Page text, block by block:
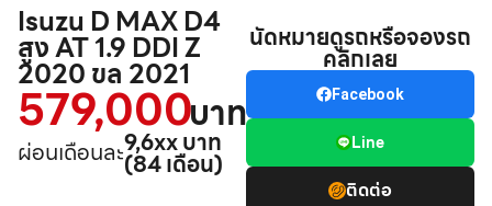
Isuzu D MAX D4
สูง AT 1.9 DDI Z
2020 ขล 2021
579,000บาท
ผ่อนเดือนละ9,6xx บาท
(84 เดือน)
นัดหมายดูรถหรือจองรถ
คลิกเลย
Facebook
Line
ติดต่อ